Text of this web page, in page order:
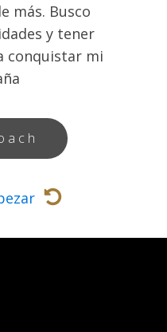
más. Busco
y tener
conquistar mi